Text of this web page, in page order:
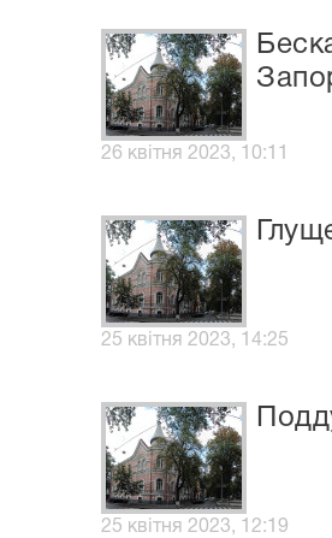
26 квітня 2023, 10:11
25 квітня 2023, 14:25
25 квітня 2023, 12:19